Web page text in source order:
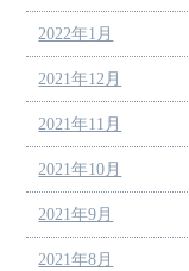
2022年1月
2021年12月
2021年11月
2021年10月
2021年9月
2021年8月